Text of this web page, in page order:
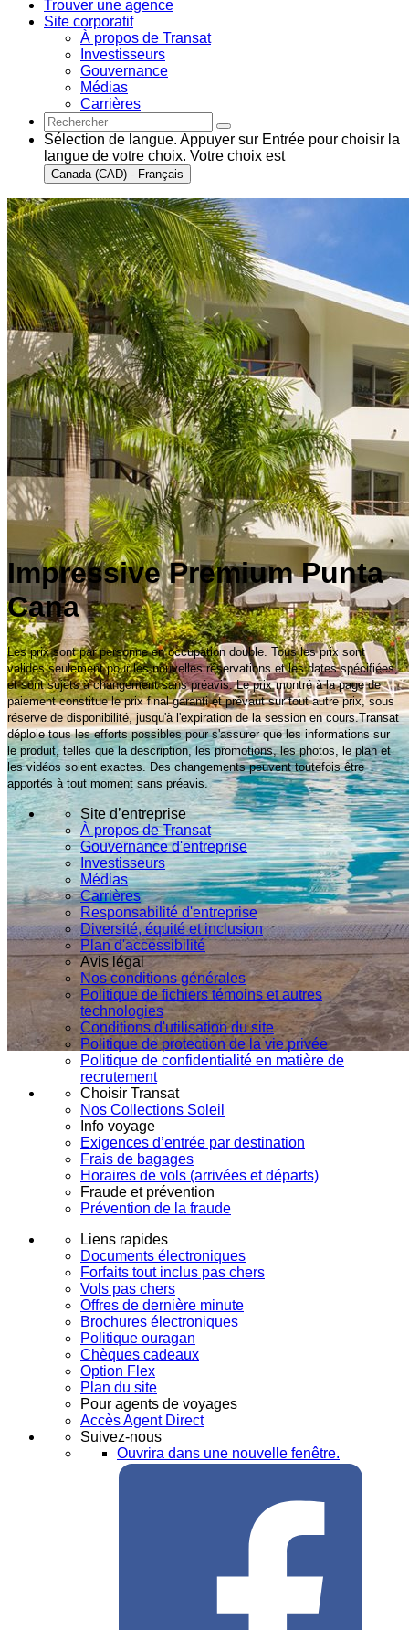
Trouver une agence
Site corporatif
À propos de Transat
Investisseurs
Gouvernance
Médias
Carrières
Sélection de langue. Appuyer sur Entrée pour choisir la
langue de votre choix. Votre choix est
Canada (CAD) - Français
Impressive Premium Punta
Cana
Les prix sont par personne en occupation double. Tous les prix sont
valides seulement pour les nouvelles réservations et les dates spécifiées,
et sont sujets à changement sans préavis. Le prix montré à la page de
paiement constitue le prix final garanti et prévaut sur tout autre prix, sous
réserve de disponibilité, jusqu'à l'expiration de la session en cours.Transat
déploie tous les efforts possibles pour s'assurer que les informations sur
le produit, telles que la description, les promotions, les photos, le plan et
les vidéos soient exactes. Des changements peuvent toutefois être
apportés à tout moment sans préavis.
Site d’entreprise
À propos de Transat
Gouvernance d'entreprise
Investisseurs
Médias
Carrières
Responsabilité d'entreprise
Diversité, équité et inclusion
Plan d'accessibilité
Avis légal
Nos conditions générales
Politique de fichiers témoins et autres
technologies
Conditions d'utilisation du site
Politique de protection de la vie privée
Politique de confidentialité en matière de
recrutement
Choisir Transat
Nos Collections Soleil
Info voyage
Exigences d’entrée par destination
Frais de bagages
Horaires de vols (arrivées et départs)
Fraude et prévention
Prévention de la fraude
Liens rapides
Documents électroniques
Forfaits tout inclus pas chers
Vols pas chers
Offres de dernière minute
Brochures électroniques
Politique ouragan
Chèques cadeaux
Option Flex
Plan du site
Pour agents de voyages
Accès Agent Direct
Suivez-nous
Ouvrira dans une nouvelle fenêtre.